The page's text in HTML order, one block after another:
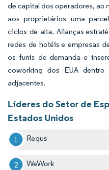
de capital dos operadores, ao
aos proprietários uma
ciclos de alta. Alianças
redes de hotéis e empresas
os funis de demanda e
coworking dos EUA dentro
adjacentes.
Líderes do Setor de
Estados Unidos
Regus
WeWork